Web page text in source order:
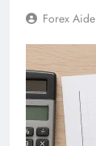
Forex Aide